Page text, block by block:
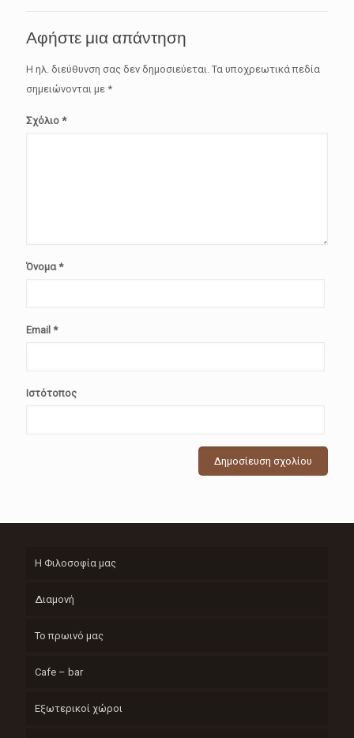
Αφήστε μια απάντηση
Η ηλ. διεύθυνση σας δεν δημοσιεύεται. Τα υποχρεωτικά πεδία
σημειώνονται με *
Σχόλιο *
Όνομα*
Email *
Ιστότοπος
Η Φιλοσοφία μας
Διαμονή
Το πρωινό μας
Cafe – bar
Εξωτερικοί χώροι